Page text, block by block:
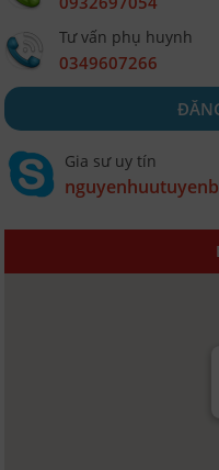
Tư vấn phụ huynh
0349607266
Gia sư uy tín